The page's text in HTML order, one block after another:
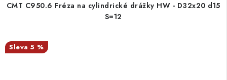
CMT C950.6 Fréza na cylindrické drážky HW - D32x20 d15
S=12
5 %